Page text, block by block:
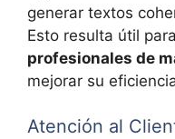
generar textos
Esto resulta útil para
profesionales de
mejorar su
Atención al